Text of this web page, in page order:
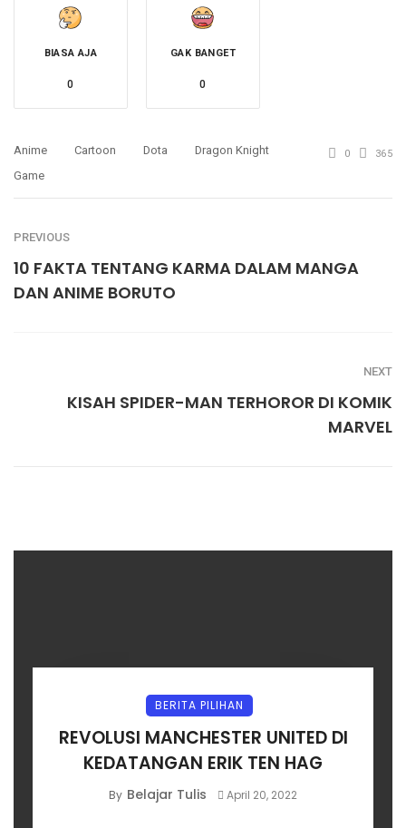
BIASA AJA
0
GAK BANGET
0
Anime Cartoon Dota
Dragon Knight
Game
0 365
PREVIOUS
10 FAKTA TENTANG KARMA DALAM MANGA
DAN ANIME BORUTO
NEXT
KISAH SPIDER-MAN TERHOROR DI KOMIK
MARVEL
BERITA PILIHAN
REVOLUSI MANCHESTER UNITED DI
KEDATANGAN ERIK TEN HAG
By Belajar Tulis April 20, 2022